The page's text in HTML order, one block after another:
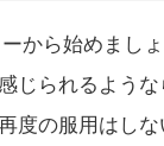
から始めまし
じられるよう
度の服用はし